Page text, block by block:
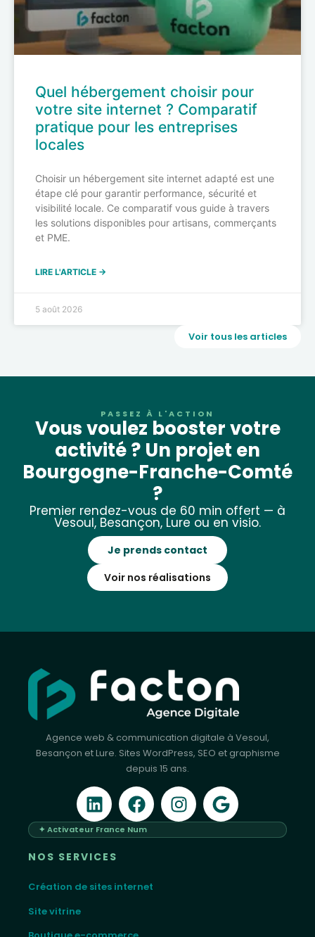
Quel hébergement choisir pour
votre site internet ? Comparatif
pratique pour les entreprises
locales
Choisir un hébergement site internet adapté est une
étape clé pour garantir performance, sécurité et
visibilité locale. Ce comparatif vous guide à travers
les solutions disponibles pour artisans, commerçants
et PME.
LIRE L'ARTICLE →
5 août 2026
Voir tous les articles
PASSEZ À L'ACTION
Vous voulez booster votre
activité ? Un projet en
Bourgogne-Franche-Comté
?
Premier rendez-vous de 60 min offert — à
Vesoul, Besançon, Lure ou en visio.
Je prends contact
Voir nos réalisations
Agence web & communication digitale à Vesoul,
Besançon et Lure. Sites WordPress, SEO et graphisme
depuis 15 ans.
✦ Activateur France Num
NOS SERVICES
Création de sites internet
Site vitrine